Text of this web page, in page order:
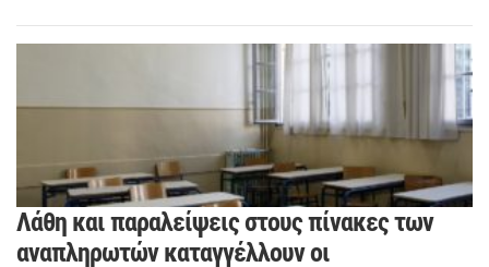
Λάθη και παραλείψεις στους πίνακες των
αναπληρωτών καταγγέλλουν οι